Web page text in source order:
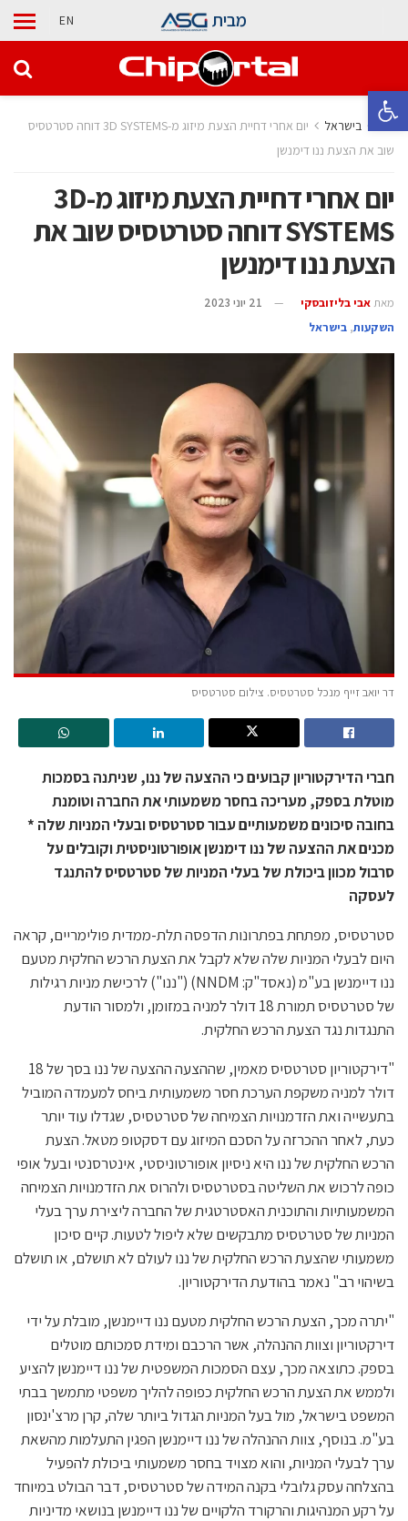
פתח סרגל נגישות
מבית EN
בית בישראל
יום אחרי דחיית הצעת מיזוג מ-3D SYSTEMS דוחה סטרטסיס
שוב את הצעת ננו דימנשן
יום אחרי דחיית הצעת מיזוג מ-3D
SYSTEMS דוחה סטרטסיס שוב את
הצעת ננו דימנשן
מאת אבי בליזובסקי
21 יוני 2023
השקעות, בישראל
דר יואב זייף מנכל סטרטסיס. צילום סטרטסיס
חברי הדירקטוריון קבועים כי ההצעה של ננו, שניתנה בסמכות
מוטלת בספק, מעריכה בחסר משמעותי את החברה וטומנת
בחובה סיכונים משמעותיים עבור סטרטסיס ובעלי המניות שלה *
מכנים את ההצעה של ננו דימנשן אופורטוניסטית וקובלים על
סרבול מכוון ביכולת של בעלי המניות של סטרטסיס להתנגד
לעסקה
סטרטסיס, מפתחת בפתרונות הדפסה תלת-ממדית פולימריים, קראה
היום לבעלי המניות שלה שלא לקבל את הצעת הרכש החלקית מטעם
ננו דיימנשן בע"מ (נאסד"ק: NNDM) ("ננו") לרכישת מניות רגילות
של סטרטסיס תמורת 18 דולר למניה במזומן, ולמסור הודעת
התנגדות נגד הצעת הרכש החלקית.
"דירקטוריון סטרטסיס מאמין, שההצעה ההצעה של ננו בסך של 18
דולר למניה משקפת הערכת חסר משמעותית ביחס למעמדה המוביל
בתעשייה ואת הזדמנויות הצמיחה של סטרטסיס, שגדלו עוד יותר
כעת, לאחר ההכרזה על הסכם המיזוג עם דסקטופ מטאל. הצעת
הרכש החלקית של ננו היא ניסיון אופורטוניסטי, אינטרסנטי ובעל אופי
כופה לרכוש את השליטה בסטרטסיס ולהרוס את הזדמנויות הצמיחה
המשמעותיות והתוכנית האסטרטגית של החברה ליצירת ערך בעלי
המניות של סטרטסיס מתבקשים שלא ליפול לטעות. קיים סיכון
משמעותי שהצעת הרכש החלקית של ננו לעולם לא תושלם, או תושלם
בשיהוי רב." נאמר בהודעת הדירקטוריון.
"יתרה מכך, הצעת הרכש החלקית מטעם ננו דיימנשן, מובלת על ידי
דירקטוריון וצוות ההנהלה, אשר הרכבם ומידת סמכותם מוטלים
בספק. כתוצאה מכך, עצם הסמכות המשפטית של ננו דיימנשן להציע
ולממש את הצעת הרכש החלקית כפופה להליך משפטי מתמשך בבתי
המשפט בישראל, מול בעל המניות הגדול ביותר שלה, קרן מרצ'ינסון
בע"מ. בנוסף, צוות ההנהלה של ננו דיימנשן הפגין התעלמות מהשאת
ערך לבעלי המניות, והוא מצויד בחסר משמעותי ביכולת להפעיל
בהצלחה עסק גלובלי בקנה המידה של סטרטסיס, דבר הבולט במיוחד
על רקע המנהיגות והרקורד הלקויים של ננו דיימנשן בנושאי מדיניות